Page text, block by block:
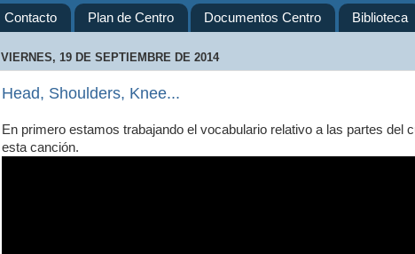
Contacto Plan de Centro Documentos Centro Biblioteca
VIERNES, 19 DE SEPTIEMBRE DE 2014
Head, Shoulders, Knee...
En primero estamos trabajando el vocabulario relativo a las partes del
esta canción.